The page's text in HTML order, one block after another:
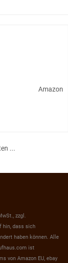
Amazon
...
zzgl.
hin, dass sich
haben können. Alle
ist
von Amazon EU, ebay